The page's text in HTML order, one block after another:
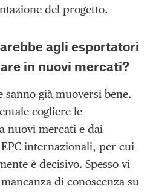
del progetto.
agli esportatori
in nuovi mercati?
sanno già muoversi bene.
cogliere le
nuovi mercati e dai
internazionali, per cui
è decisivo. Spesso vi
di conoscenza su